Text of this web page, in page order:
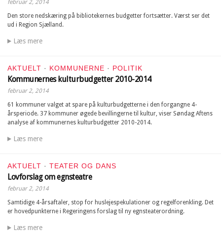
februar 2, 2014
Den store nedskæring på bibliotekernes budgetter fortsætter. Værst ser det
ud i Region Sjælland.
Læs mere
AKTUELT · KOMMUNERNE · POLITIK
Kommunernes kulturbudgetter 2010-2014
februar 2, 2014
61 kommuner valget at spare på kulturbudgetterne i den forgangne 4-
årsperiode. 37 kommuner øgede bevillingerne til kultur, viser Søndag Aftens
analyse af kommunernes kulturbudgetter 2010-2014.
Læs mere
AKTUELT · TEATER OG DANS
Lovforslag om egnsteatre
februar 2, 2014
Samtidige 4-årsaftaler, stop for huslejespekulationer og regelforenkling. Det
er hovedpunkterne i Regeringens forslag til ny egnsteaterordning.
Læs mere